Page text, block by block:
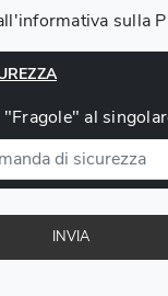
sulla
al
INVIA